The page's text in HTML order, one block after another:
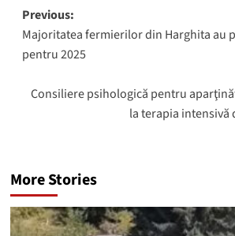
Post
navigation
Previous:
Majoritatea fermierilor din Harghita au
pentru 2025
Consiliere psihologică pentru
la terapia intensivă
More Stories